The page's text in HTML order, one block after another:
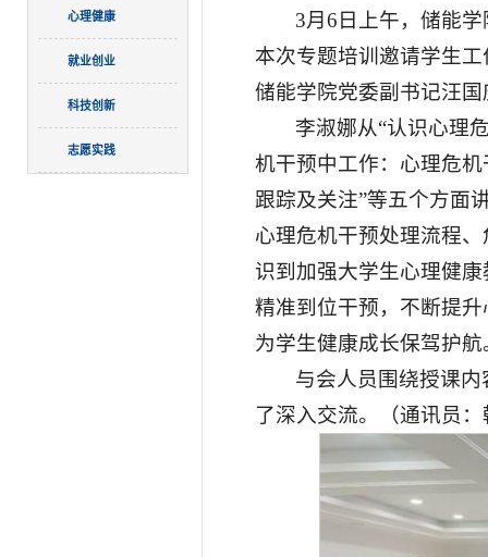
心理健康
就业创业
科技创新
志愿实践
3月6日上午，储能
本次专题培训邀请学生
储能学院党委副书记汪
李淑娜从“认识心理
机干预中工作：心理危
跟踪及关注”等五个方面
心理危机干预处理流程
识到加强大学生心理健
精准到位干预，不断提
为学生健康成长保驾护航
与会人员围绕授课
了深入交流。（通讯员